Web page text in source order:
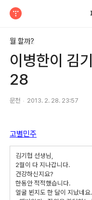
뭘 할까?
이병한이 김
28
문천 2013. 2. 28. 23:57
고별민주
김기협 선생님,
2월이 다 지나갑니다.
건강하신지요?
한동안 적적했습니다.
얼굴 뵌지도 한 달이 지났네요.